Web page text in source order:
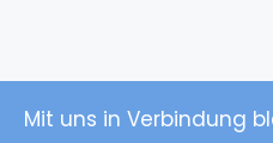
Mit uns in Verbindung